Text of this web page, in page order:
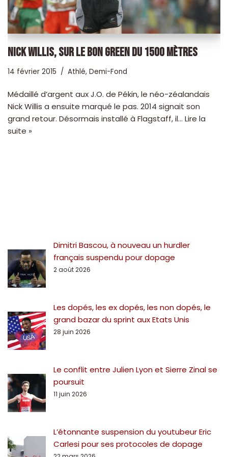
NICK WILLIS, SUR LE BON GREEN DU 1500 MÈTRES
14 février 2015 Athlé, Demi-Fond
Médaillé d’argent aux J.O. de Pékin, le néo-zéalandais
Nick Willis a ensuite marqué le pas. 2014 signait son
grand retour. Désormais installé à Flagstaff, il… Lire la
suite »
Dimitri Bascou, à nouveau un hurdler
français suspendu pour dopage
2 août 2026
Les dopés, les ex dopés, les non dopés, le
grand bazar du sprint aux Etats Unis
28 juin 2026
Le conflit entre Julien Lyon et Sierre Zinal se
poursuit
11 juin 2026
L’étonnante suspension du youtubeur Eric
Carlesi pour ses protocoles de dopage